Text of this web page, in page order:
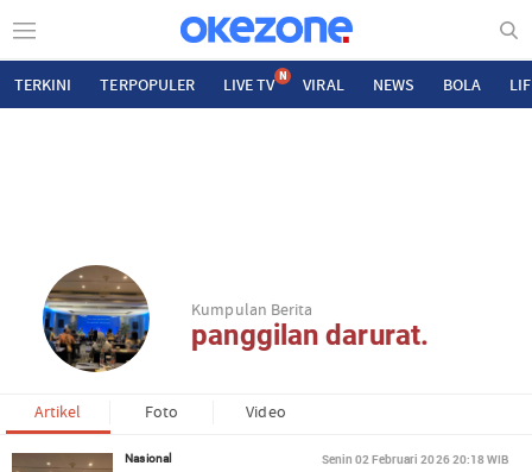
TERKINI TERPOPULER LIVE TV N VIRAL NEWS BOLA
Kumpulan Berita
panggilan darurat.
Artikel Foto Video
Nasional Senin 02 Februari 2026 20:18 WIB